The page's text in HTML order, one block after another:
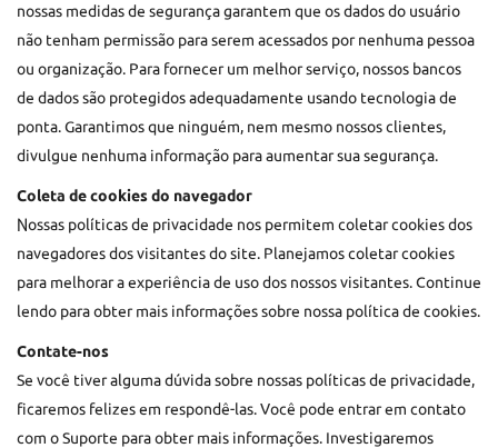
nossas medidas de segurança garantem que os dados do usuário
não tenham permissão para serem acessados por nenhuma pessoa
ou organização. Para fornecer um melhor serviço, nossos bancos
de dados são protegidos adequadamente usando tecnologia de
ponta. Garantimos que ninguém, nem mesmo nossos clientes,
divulgue nenhuma informação para aumentar sua segurança.
Coleta de cookies do navegador
Nossas políticas de privacidade nos permitem coletar cookies dos
navegadores dos visitantes do site. Planejamos coletar cookies
para melhorar a experiência de uso dos nossos visitantes. Continue
lendo para obter mais informações sobre nossa política de cookies.
Contate-nos
Se você tiver alguma dúvida sobre nossas políticas de privacidade,
ficaremos felizes em respondê-las. Você pode entrar em contato
com o Suporte para obter mais informações. Investigaremos